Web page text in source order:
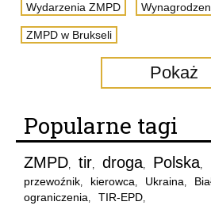
Wydarzenia ZMPD
ZMPD w Brukseli
Pokaż
Popularne tagi
ZMPD, tir, droga, Polska,
przewoźnik, kierowca, Ukraina,
ograniczenia, TIR-EPD,